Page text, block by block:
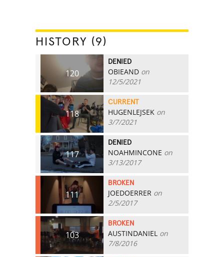
HISTORY (9)
120
DENIED
OBIEAND on
12/5/2021
118
CURRENT
HUGENLEJSEK on
3/7/2021
117
DENIED
NOAHMINCONE on
3/13/2017
111
BROKEN
JOEDOERRER on
2/5/2017
103
BROKEN
AUSTINDANIEL on
7/8/2016